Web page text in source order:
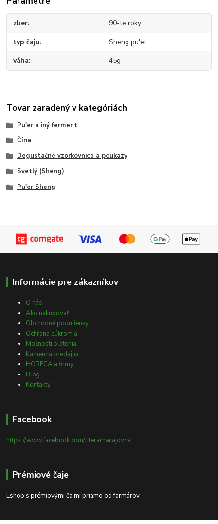
zber 90-te roky
typ čaju Sheng pu'er
váha 45g
Tovar zaradený v kategóriách
Pu'er a iný ferment
Čína
Degustačné vzorkovnice a poukazy
Svetlý (Sheng)
Pu'er Sheng
Informácie pre zákazníkov
O nás
Ako nakupovať
Obchodné podmienky
Ochrana súkromia
Možnosti platenia
Kamenná predajna
HORECA a firmy
Blog
Kontakty
Facebook
https://www.facebook.com/literarnacajovna
Prémiové čaje
Eshop s prémiovými čajmi priamo od farmárov.